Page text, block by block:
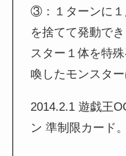
③：１ターンに１
を捨てて発動で
スター１体を特
喚したモンスタ
2014.2.1 遊戯王
ン 準制限カード。